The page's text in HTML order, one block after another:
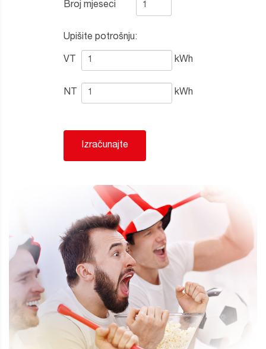
Broj mjeseci
Upišite potrošnju:
VT kWh
NT kWh